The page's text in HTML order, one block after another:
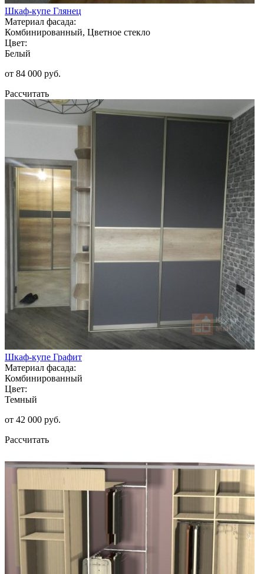
Шкаф-купе Глянец
Материал фасада:
Комбинированный, Цветное стекло
Цвет:
Белый
от 84 000 руб.
Рассчитать
Шкаф-купе Графит
Материал фасада:
Комбинированный
Цвет:
Темный
от 42 000 руб.
Рассчитать